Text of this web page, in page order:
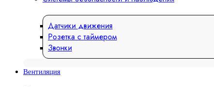
Датчики движения
Розетка с таймером
Звонки
Вентиляция